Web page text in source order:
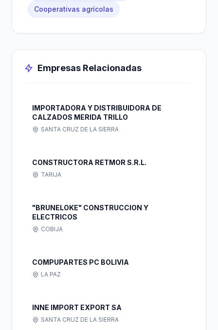
Cooperativas agrícolas
Empresas Relacionadas
IMPORTADORA Y DISTRIBUIDORA DE
CALZADOS MERIDA TRILLO
SANTA CRUZ DE LA SIERRA
CONSTRUCTORA RETMOR S.R.L.
TARIJA
"BRUNELOKE" CONSTRUCCION Y
ELECTRICOS
COBIJA
COMPUPARTES PC BOLIVIA
LA PAZ
INNE IMPORT EXPORT SA
SANTA CRUZ DE LA SIERRA